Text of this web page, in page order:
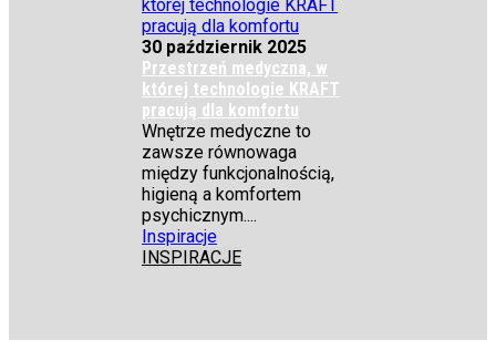
30 październik 2025
Przestrzeń medyczna, w
której technologie KRAFT
pracują dla komfortu
Wnętrze medyczne to
zawsze równowaga
między funkcjonalnością,
higieną a komfortem
psychicznym....
Inspiracje
INSPIRACJE